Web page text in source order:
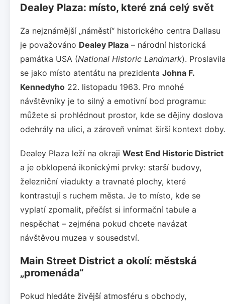
Dealey Plaza: místo, které zná celý svět
Za nejznámější „náměstí“ historického centra Dallasu
je považováno Dealey Plaza – národní historická
památka USA (National Historic Landmark).
se jako místo atentátu na prezidenta Johna F.
Kennedyho 22. listopadu 1963. Pro mnohé
návštěvníky je to silný a emotivní bod programu:
můžete si prohlédnout prostor, kde se dějiny doslova
odehrály na ulici, a zároveň vnímat širší kontext doby.
Dealey Plaza leží na okraji West End Historic District
a je obklopená ikonickými prvky: starší budovy,
železniční viadukty a travnaté plochy, které
kontrastují s ruchem města. Je to místo, kde se
vyplatí zpomalit, přečíst si informační tabule a
nespěchat – zejména pokud chcete navázat
návštěvou muzea v sousedství.
Main Street District a okolí: městská
„promenáda“
Pokud hledáte živější atmosféru s obchody,